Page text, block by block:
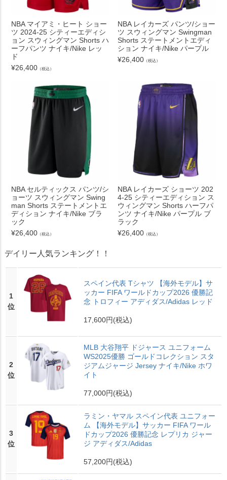
NBA マイアミ・ヒート ショー
ツ 2024-25 シティーエディシ
ョン スウィングマン Shorts ハ
ーフパンツ ナイキ/Nike レッ
ド
¥26,400 （税込）
NBA レイカーズ パンツ/ショー
ツ スウィングマン Swingman
Shorts ステートメントエディ
ション ナイキ/Nike パープル
¥26,400 （税込）
NBA セルティックス パンツ/シ
ョーツ スウィングマン Swing
man Shorts ステートメントエ
ディション ナイキ/Nike ブラ
ック
¥26,400 （税込）
NBA レイカーズ ショーツ 202
4-25 シティーエディション ス
ウィングマン Shorts ハーフパ
ンツ ナイキ/Nike パープル ブ
ラック
¥26,400 （税込）
デイリー人気ランキング！！
1
位
スペイン代表 Tシャツ 【海外モデル】サ
ッカー FIFA ワールドカップ2026 優勝記
念 トロフィー アディダス/Adidas レッド
17,600円(税込)
2
位
MLB 大谷翔平 ドジャース ユニフォーム
WS2025優勝 ゴールドコレクション スタ
ジアムジャージ Jersey ナイキ/Nike ホワ
イト
77,000円(税込)
3
位
ラミン・ヤマル スペイン代表 ユニフォー
ム 【海外モデル】サッカー FIFA ワール
ドカップ2026 優勝記念 レプリカ ジャー
ジ アディダス/Adidas
57,200円(税込)